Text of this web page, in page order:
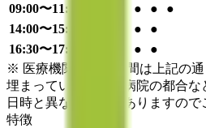
09:00〜11:30
● ●
●
14:00〜15:00
●
●
16:30〜17:30
●
●
※ 医療機関の診療時間は上記の
埋まっている場合や病院の都合
日時と異なる場合がありますので
特徴